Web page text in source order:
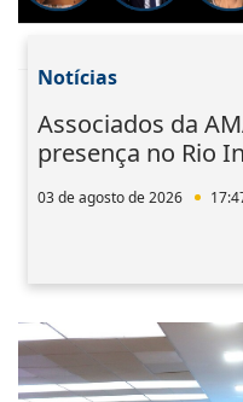
Notícias
Associados da
presença no Rio
03 de agosto de 2026